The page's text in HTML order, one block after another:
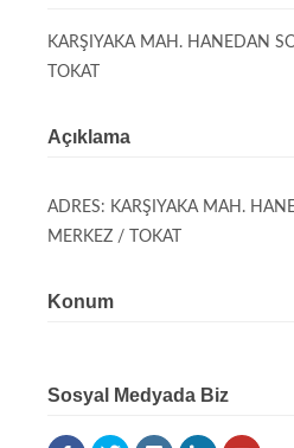
KARŞIYAKA MAH. HANEDAN
TOKAT
Açıklama
ADRES: KARŞIYAKA MAH.
MERKEZ / TOKAT
Konum
Sosyal Medyada Biz